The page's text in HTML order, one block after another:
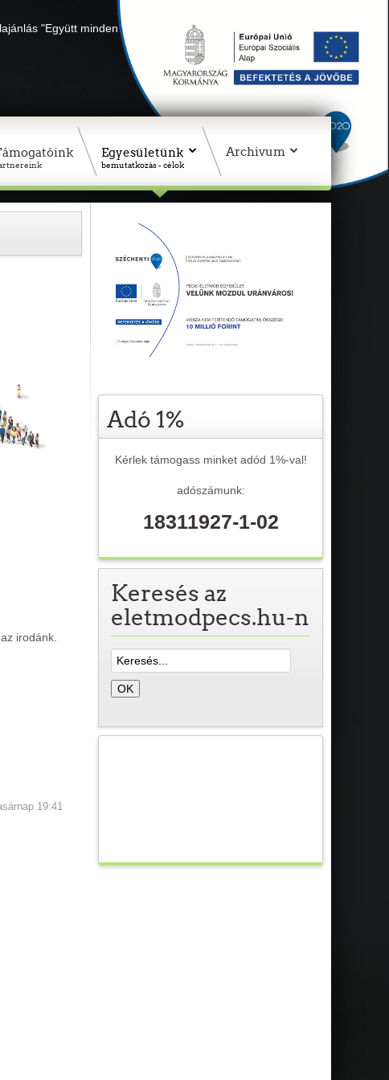
"Együtt minden sikerül" Adószámunk: 18311927-1-02
Egyesületünk
bemutatkozás - célok
Archivum
irodánk.
19:41
Adó 1%
Kérlek támogass minket adód 1%-val!
adószámunk:
18311927-1-02
Keresés az
eletmodpecs.hu-n